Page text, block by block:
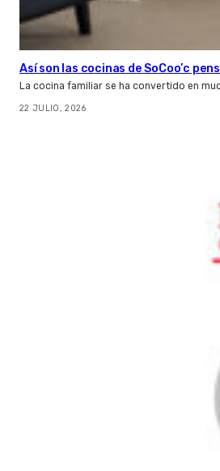
Así son las cocinas de SoCoo’c
La cocina familiar se ha convertido en
22 JULIO, 2026